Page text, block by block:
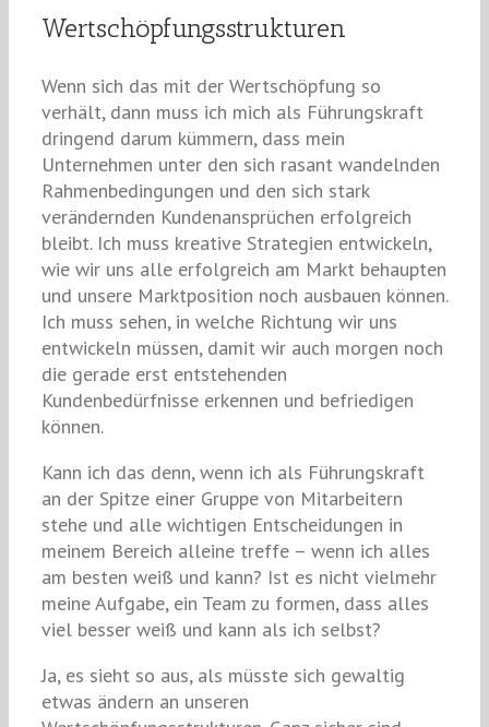
Wertschöpfungsstrukturen
Wenn sich das mit der Wertschöpfung so
verhält, dann muss ich mich als Führungskraft
dringend darum kümmern, dass mein
Unternehmen unter den sich rasant wandelnden
Rahmenbedingungen und den sich stark
verändernden Kundenansprüchen erfolgreich
bleibt. Ich muss kreative Strategien entwickeln,
wie wir uns alle erfolgreich am Markt behaupten
und unsere Marktposition noch ausbauen können.
Ich muss sehen, in welche Richtung wir uns
entwickeln müssen, damit wir auch morgen noch
die gerade erst entstehenden
Kundenbedürfnisse erkennen und befriedigen
können.
Kann ich das denn, wenn ich als Führungskraft
an der Spitze einer Gruppe von Mitarbeitern
stehe und alle wichtigen Entscheidungen in
meinem Bereich alleine treffe – wenn ich alles
am besten weiß und kann? Ist es nicht vielmehr
meine Aufgabe, ein Team zu formen, dass alles
viel besser weiß und kann als ich selbst?
Ja, es sieht so aus, als müsste sich gewaltig
etwas ändern an unseren